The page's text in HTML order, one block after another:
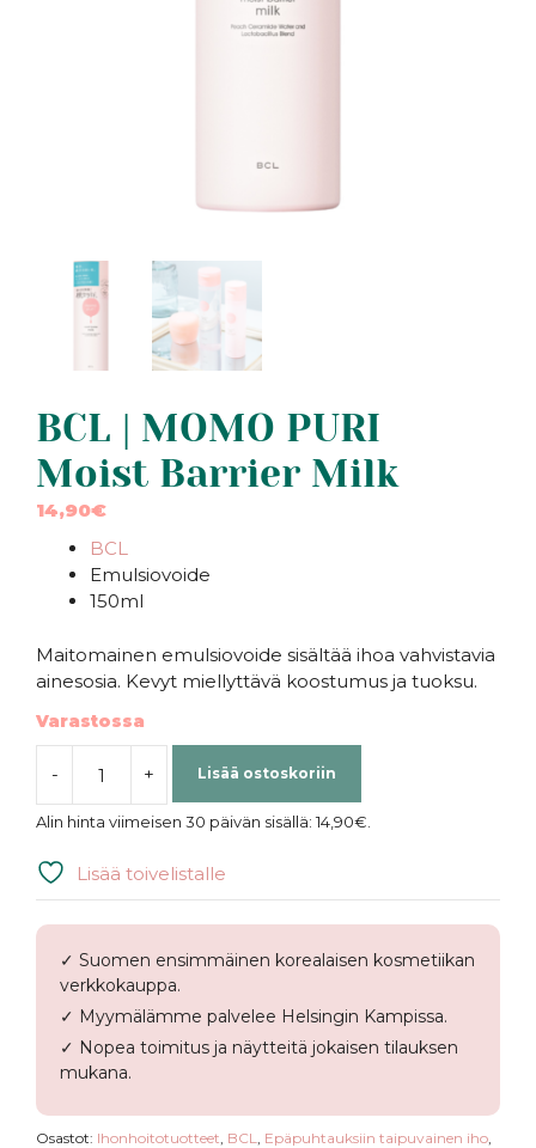
BCL | MOMO PURI
Moist Barrier Milk
14,90€
BCL
Emulsiovoide
150ml
Maitomainen emulsiovoide sisältää ihoa vahvistavia
ainesosia. Kevyt miellyttävä koostumus ja tuoksu.
Varastossa
-
BCL
|
MOMO
PURI
määrä
+ Lisää ostoskoriin
Alin hinta viimeisen 30 päivän sisällä: 14,90€.
Lisää toivelistalle
✓ Suomen ensimmäinen korealaisen kosmetiikan
verkkokauppa.
✓ Myymälämme palvelee Helsingin Kampissa.
✓ Nopea toimitus ja näytteitä jokaisen tilauksen
mukana.
Osastot: Ihonhoitotuotteet BCL Epäpuhtauksiin taipuvainen iho